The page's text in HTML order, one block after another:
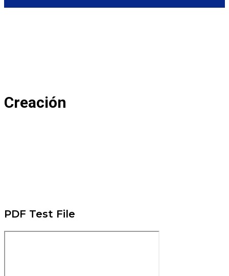
Creación
PDF Test File